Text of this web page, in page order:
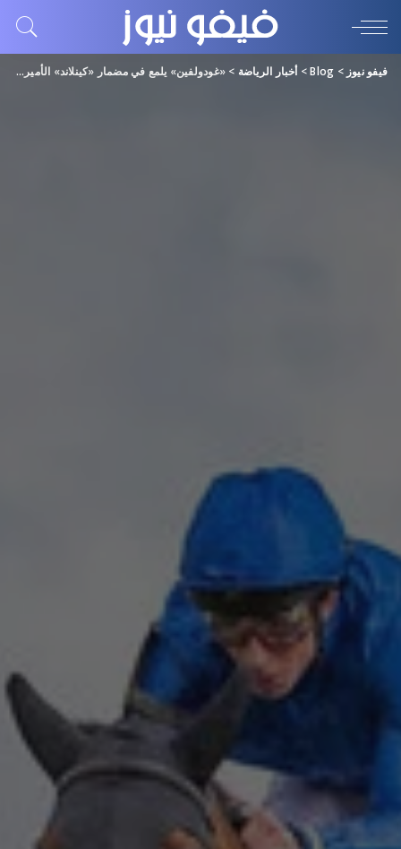
فيفو نيوز >
Blog
> أخبار الرياضة > «غودولفين» يلمع في مضمار «كينلاند» الأميركي